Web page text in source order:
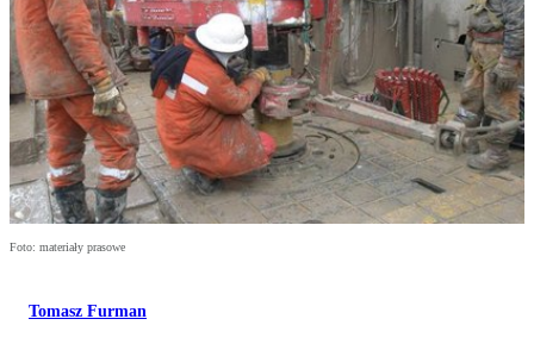
Foto: materiały prasowe
Tomasz Furman